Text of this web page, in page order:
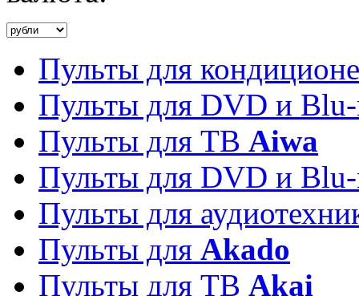
Пульты для
Пульты для DVD и
Пульты для ТВ Aiwa
Пульты для DVD и
Пульты для
Пульты для Akado
Пульты для ТВ Akai